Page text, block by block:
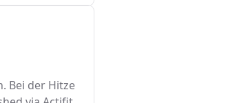
Bei der Hitze